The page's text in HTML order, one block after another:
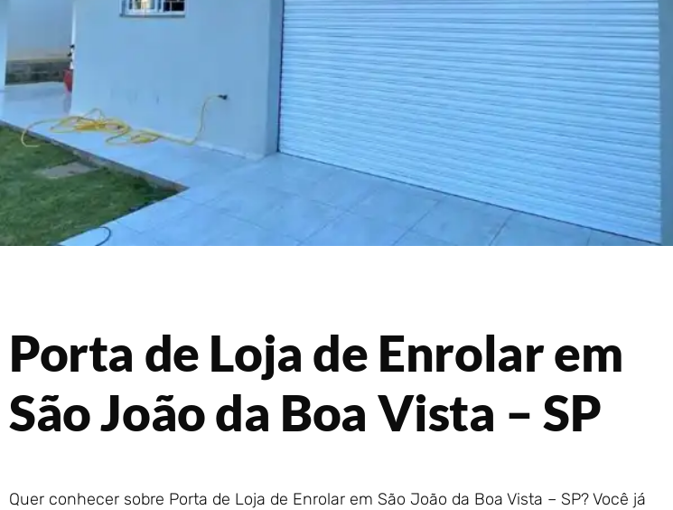
Porta de Loja de Enrolar em
São João da Boa Vista – SP
Quer conhecer sobre Porta de Loja de Enrolar em São João da Boa Vista – SP? Você já